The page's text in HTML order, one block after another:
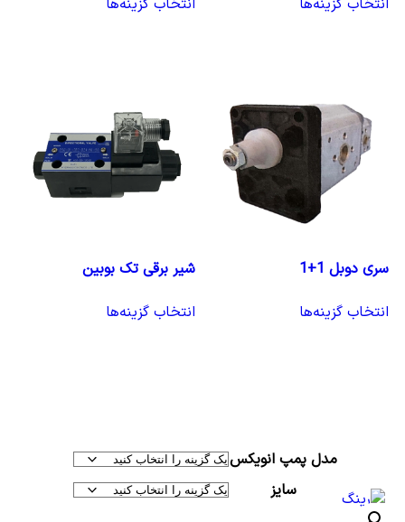
انتخاب گزینه‌ها
انتخاب گزینه‌ها
سری دوبل 1+1
انتخاب گزینه‌ها
شیر برقی تک بوبین
انتخاب گزینه‌ها
مدل پمپ انویکس
سایز